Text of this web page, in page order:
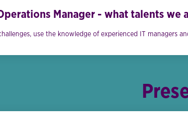
Manager - what talents we
use the knowledge of experienced IT managers